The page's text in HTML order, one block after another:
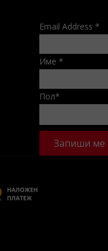
Email Address *
Име *
Пол*